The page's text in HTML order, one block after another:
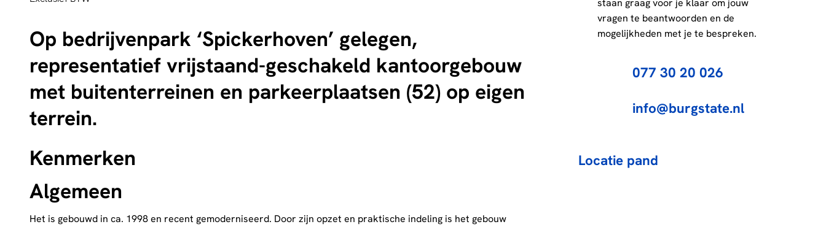
Op bedrijvenpark ‘Spickerhoven’ gelegen,
representatief vrijstaand-geschakeld kantoorgebouw
met buitenterreinen en parkeerplaatsen (52) op eigen
terrein.
Kenmerken
Algemeen
Het is gebouwd in ca. 1998 en recent gemoderniseerd. Door zijn opzet en praktische indeling is het gebouw
staan graag voor je klaar om jouw
vragen te beantwoorden en de
mogelijkheden met je te bespreken.
077 30 20 026
info@burgstate.nl
Locatie pand